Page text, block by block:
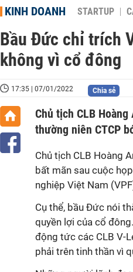
KINH DOANH STARTUP
Bầu Đức chỉ trích
không vì cổ đông
17:35 | 07/01/2022 Chia sẻ
Chủ tịch CLB
thường niên CTCP
Chủ tịch CLB Hoàng
bất mãn sau cuộc
nghiệp Việt Nam
Cụ thể, bầu Đức nói
quyền lợi của cổ
động tức các CLB V-
phải trên tinh thần vì